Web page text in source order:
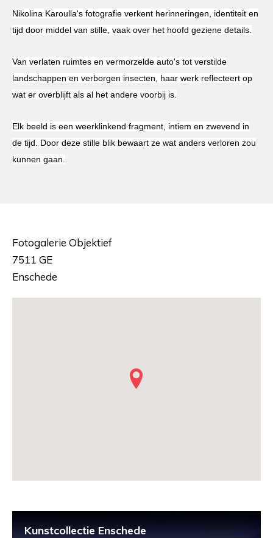
Nikolina Karoulla's fotografie verkent herinneringen, identiteit en
tijd door middel van stille, vaak over het hoofd geziene details.
Van verlaten ruimtes en vermorzelde auto's tot verstilde
landschappen en verborgen insecten, haar werk reflecteert op
wat er overblijft als al het andere voorbij is.
Elk beeld is een weerklinkend fragment, intiem en zwevend in
de tijd. Door deze stille blik bewaart ze wat anders verloren zou
kunnen gaan.
Fotogalerie Objektief
7511 GE
Enschede
Kunstcollectie Enschede